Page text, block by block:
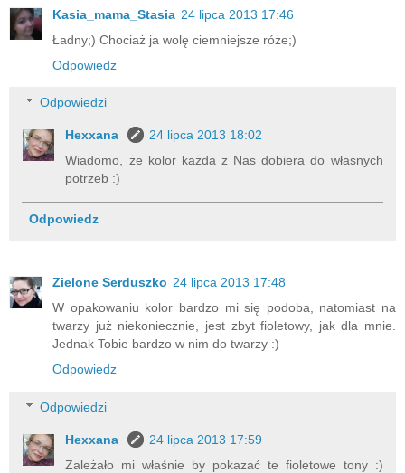
Kasia_mama_Stasia 24 lipca 2013 17:46
Ładny;) Chociaż ja wolę ciemniejsze róże;)
Odpowiedz
Odpowiedzi
Hexxana
24 lipca 2013 18:02
Wiadomo, że kolor każda z Nas dobiera do własnych
potrzeb :)
Odpowiedz
Zielone Serduszko 24 lipca 2013 17:48
W opakowaniu kolor bardzo mi się podoba, natomiast na
twarzy już niekoniecznie, jest zbyt fioletowy, jak dla mnie.
Jednak Tobie bardzo w nim do twarzy :)
Odpowiedz
Odpowiedzi
Hexxana
24 lipca 2013 17:59
Zależało mi właśnie by pokazać te fioletowe tony :)